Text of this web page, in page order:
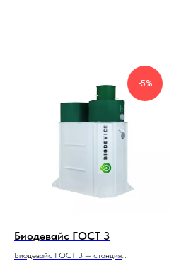
-5%
Биодевайс ГОСТ 3
Биодевайс ГОСТ 3 — станция